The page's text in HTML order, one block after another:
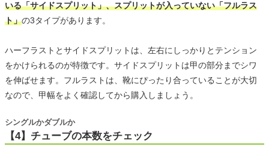
いる「サイドスプリット」、スプリットが入っていない「フルラス
ト」の3タイプがあります。
ハーフラストとサイドスプリットは、左右にしっかりとテンション
をかけられるのが特徴です。サイドスプリットは甲の部分までシワ
を伸ばせます。フルラストは、靴にぴったり合っていることが大切
なので、甲幅をよく確認してから購入しましょう。
【4】チューブの本数をチェック
シングルかダブルか